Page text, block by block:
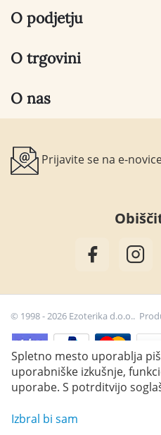
33,00 €
O podjetju
O trgovini
O nas
Prijavite se na e-
© 1998 - 2026 Ezoterika d.o.o..
Spletno mesto uporablja
uporabniške izkušnje,
uporabe. S potrditvijo
Izbral bi sam